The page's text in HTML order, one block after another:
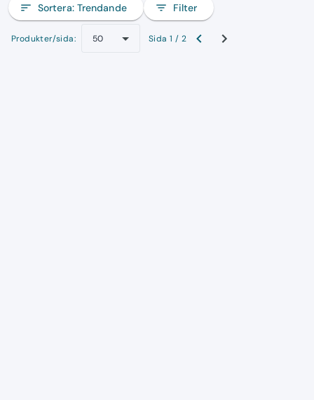
sort Sortera:Trendande filter_list Filter
Produkter/sida: 50 Sida 1 / 2